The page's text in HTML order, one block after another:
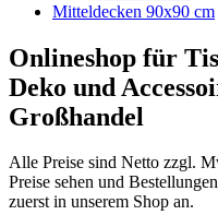
Mitteldecken 90x90 cm
Onlineshop für
Deko und
Großhandel
Alle Preise sind Netto zzgl.
Preise sehen und
zuerst in unserem Shop an.